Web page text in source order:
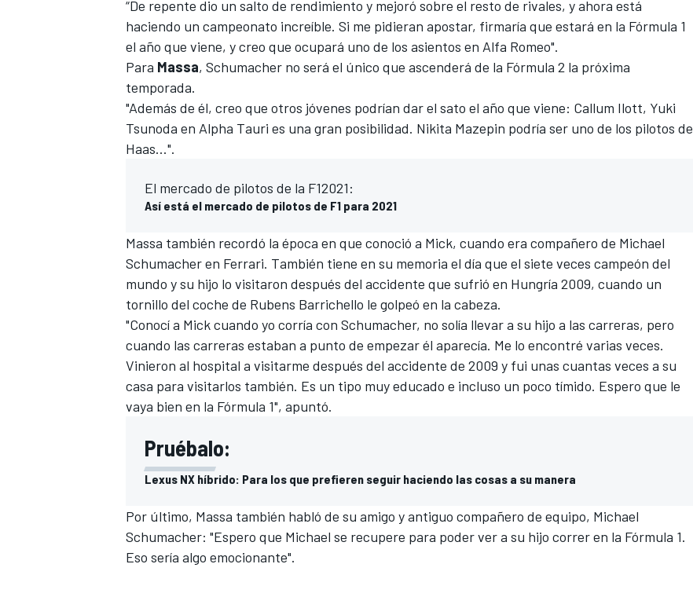
MÁS CATEGORÍAS
“De repente dio un salto de rendimiento y mejoró sobre el resto de rivales, y ahora está
haciendo un campeonato increíble. Si me pidieran apostar, firmaría que estará en la Fórmula 1
el año que viene, y creo que ocupará uno de los asientos en Alfa Romeo".
Para Massa, Schumacher no será el único que ascenderá de la Fórmula 2 la próxima
temporada.
"Además de él, creo que otros jóvenes podrían dar el sato el año que viene: Callum Ilott, Yuki
Tsunoda en Alpha Tauri es una gran posibilidad. Nikita Mazepin podría ser uno de los pilotos de
Haas...".
El mercado de pilotos de la F12021:
Así está el mercado de pilotos de F1 para 2021
Massa también recordó la época en que conoció a Mick, cuando era compañero de Michael
Schumacher en Ferrari. También tiene en su memoria el día que el siete veces campeón del
mundo y su hijo lo visitaron después del accidente que sufrió en Hungría 2009, cuando un
tornillo del coche de Rubens Barrichello le golpeó en la cabeza.
"Conocí a Mick cuando yo corría con Schumacher, no solía llevar a su hijo a las carreras, pero
cuando las carreras estaban a punto de empezar él aparecía. Me lo encontré varias veces.
Vinieron al hospital a visitarme después del accidente de 2009 y fui unas cuantas veces a su
casa para visitarlos también. Es un tipo muy educado e incluso un poco tímido. Espero que le
vaya bien en la Fórmula 1", apuntó.
Pruébalo:
Lexus NX híbrido: Para los que prefieren seguir haciendo las cosas a su manera
Por último, Massa también habló de su amigo y antiguo compañero de equipo, Michael
Schumacher: "Espero que Michael se recupere para poder ver a su hijo correr en la Fórmula 1.
Eso sería algo emocionante".